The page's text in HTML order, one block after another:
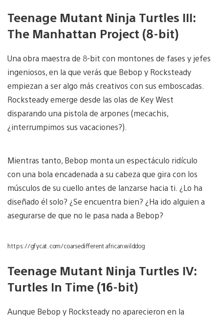
Teenage Mutant Ninja Turtles III:
The Manhattan Project (8-bit)
Una obra maestra de 8-bit con montones de fases y jefes
ingeniosos, en la que verás que Bebop y Rocksteady
empiezan a ser algo más creativos con sus emboscadas.
Rocksteady emerge desde las olas de Key West
disparando una pistola de arpones (mecachis,
¿interrumpimos sus vacaciones?).
Mientras tanto, Bebop monta un espectáculo ridículo
con una bola encadenada a su cabeza que gira con los
músculos de su cuello antes de lanzarse hacia ti. ¿Lo ha
diseñado él solo? ¿Se encuentra bien? ¿Ha ido alguien a
asegurarse de que no le pasa nada a Bebop?
https://gfycat.com/coarsedifferentafricanwilddog
Teenage Mutant Ninja Turtles IV:
Turtles In Time (16-bit)
Aunque Bebop y Rocksteady no aparecieron en la